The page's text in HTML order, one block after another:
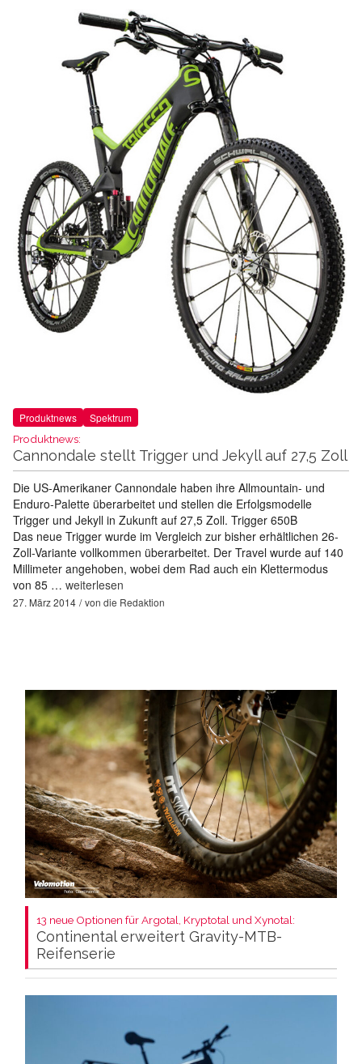
Produktnews Spektrum
Produktnews:
Cannondale stellt Trigger und Jekyll auf 27,5 Zoll
Die US-Amerikaner Cannondale haben ihre Allmountain- und
Enduro-Palette überarbeitet und stellen die Erfolgsmodelle
Trigger und Jekyll in Zukunft auf 27,5 Zoll. Trigger 650B
Das neue Trigger wurde im Vergleich zur bisher erhältlichen 26-
Zoll-Variante vollkommen überarbeitet. Der Travel wurde auf 140
Millimeter angehoben, wobei dem Rad auch ein Klettermodus
von 85 … weiterlesen
27. März 2014 von die Redaktion
13 neue Optionen für Argotal, Kryptotal und Xynotal:
Continental erweitert Gravity-MTB-
Reifenserie